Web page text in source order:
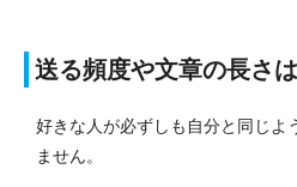
送る頻度や文章の長さ
好きな人が必ずしも自分と同じよ
ません。